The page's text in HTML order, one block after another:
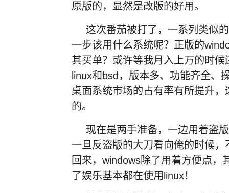
原版的，显然是改版的好用。
这次番茄被打了，一系列类似
一步该用什么系统呢？正版的
其买单？或许等我月入上万的时
linux和bsd，版本多、功能齐全、
桌面系统市场的占有率有所提升
的。
现在是两手准备，一边用着盗
一旦反盗版的大刀看向俺的时候
回来，windows除了用着方便点
了娱乐基本都在使用linux！